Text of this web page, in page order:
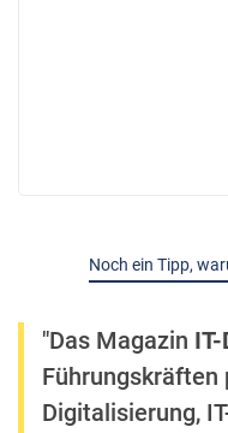
Noch ein Tipp,
"Das Magazin
Führungskräften
Digitalisierung,